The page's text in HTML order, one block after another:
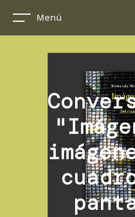
Menú